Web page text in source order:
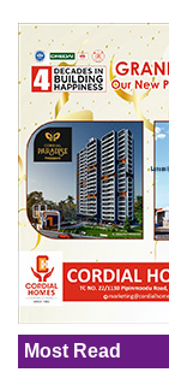
Most Read